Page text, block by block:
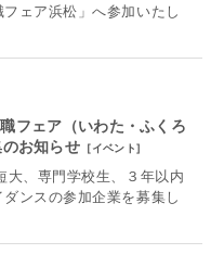
ェア浜松」へ参加いたし
フェア（いわた・ふくろ
お知らせ [イベント]
大、専門学校生、３年以内
ンスの参加企業を募集し